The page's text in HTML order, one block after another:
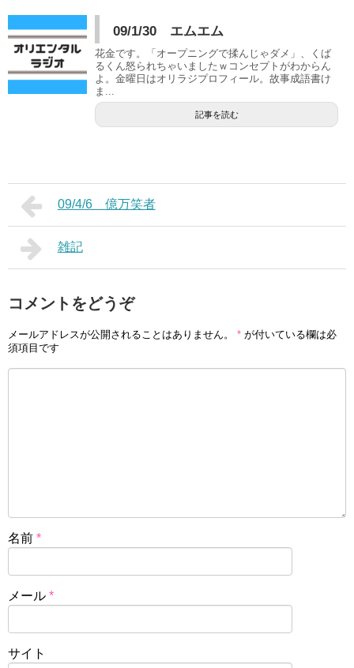
09/1/30 エムエム
花金です。「オープニングで揉んじゃダメ」、くば
るくん怒られちゃいましたｗコンセプトがわからん
よ。金曜日はオリラジプロフィール。故事成語書け
ま...
記事を読む
09/4/6 億万笑者
雑記
コメントをどうぞ
メールアドレスが公開されることはありません。 * が付いている欄は必
須項目です
名前 *
メール *
サイト